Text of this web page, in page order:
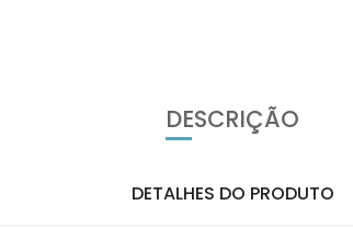
DESCRIÇÃO
DETALHES DO PRODUTO